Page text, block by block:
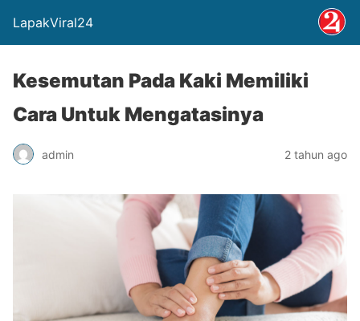
LapakViral24
Kesemutan Pada Kaki Memiliki
Cara Untuk Mengatasinya
admin 2 tahun ago